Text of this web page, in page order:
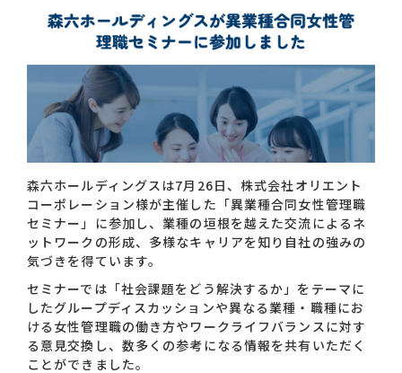
お問い合わせ一覧
おすすめキーワード
#会社概要
#森六って何？
#ダイバーシティ＆インクルージョン
#統合報告書
森六ホールディングスは7月26日、株式会社オリエント
コーポレーション様が主催した「異業種合同女性管理職
セミナー」に参加し、業種の垣根を越えた交流によるネ
ットワークの形成、多様なキャリアを知り自社の強みの
気づきを得ています。
セミナーでは「社会課題をどう解決するか」をテーマに
したグループディスカッションや異なる業種・職種にお
ける女性管理職の働き方やワークライフバランスに対す
る意見交換し、数多くの参考になる情報を共有いただく
ことができました。